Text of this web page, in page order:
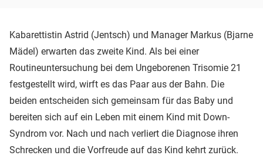
Kabarettistin Astrid (Jentsch) und Manager Markus (Bjarne
Mädel) erwarten das zweite Kind. Als bei einer
Routineuntersuchung bei dem Ungeborenen Trisomie 21
festgestellt wird, wirft es das Paar aus der Bahn. Die
beiden entscheiden sich gemeinsam für das Baby und
bereiten sich auf ein Leben mit einem Kind mit Down-
Syndrom vor. Nach und nach verliert die Diagnose ihren
Schrecken und die Vorfreude auf das Kind kehrt zurück.